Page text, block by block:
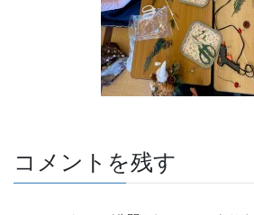
コメントを残す